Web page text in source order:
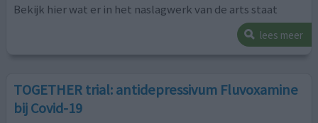
Bekijk hier wat er in het naslagwerk van de arts staat
lees meer
TOGETHER trial: antidepressivum Fluvoxamine
bij Covid-19